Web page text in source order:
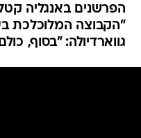
הפרשנים באנגליה
"הקבוצה המלוכלכת
גווארדיולה: "בסוף,